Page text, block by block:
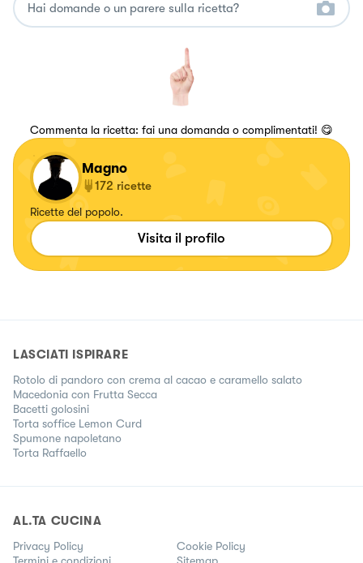
Commenta la ricetta: fai una domanda o complimentati! 😋
Magno
172 ricette
Ricette del popolo.
Visita il profilo
LASCIATI ISPIRARE
Rotolo di pandoro con crema al cacao e caramello salato
Macedonia con Frutta Secca
Bacetti golosini
Torta soffice Lemon Curd
Spumone napoletano
Torta Raffaello
AL.TA CUCINA
Privacy Policy
Cookie Policy